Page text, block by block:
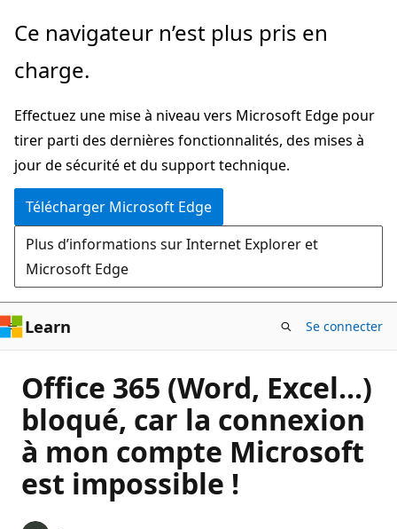
Passer
directement
au
principal
Ce navigateur n’est plus pris en
charge.
Effectuez une mise à niveau vers Microsoft Edge pour
tirer parti des dernières fonctionnalités, des mises à
jour de sécurité et du support technique.
Télécharger Microsoft Edge
Plus d’informations sur Internet Explorer et
Microsoft Edge
Learn Se connecter
Office 365 (Word, Excel...)
bloqué, car la connexion
à mon compte Microsoft
est impossible !